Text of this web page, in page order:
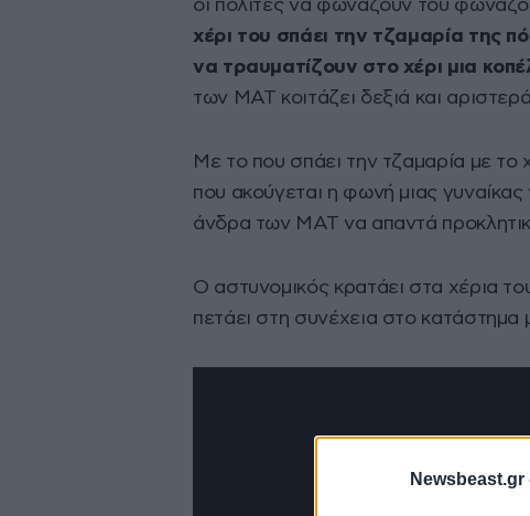
Newsbeast.gr
οι πολίτες να φωνάζουν του
χέρι του σπάει την τζαμαρία της
να τραυματίζουν στο χέρι μια
των ΜΑΤ κοιτάζει δεξιά και
Με το που σπάει την τζαμαρία με το
που ακούγεται η φωνή μιας γυναίκας
άνδρα των ΜΑΤ να απαντά
Ο αστυνομικός κρατάει στα χέρια
πετάει στη συνέχεια στο